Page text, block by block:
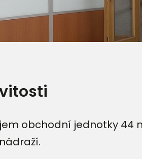
obchodní jednotky 44